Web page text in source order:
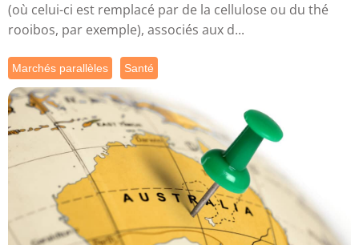
(où celui-ci est remplacé par de la cellulose ou du thé
rooibos, par exemple), associés aux d...
Marchés parallèles Santé